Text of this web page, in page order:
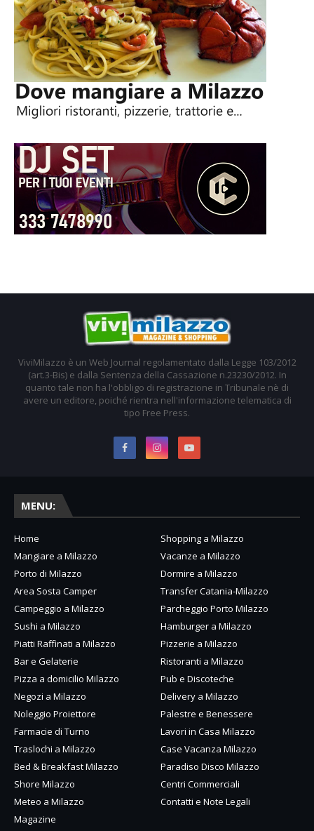
ViviMilazzo è un Web Journal regolamentato dalla Legge 103/2012
(art.3-Bis) e dalla Sentenza della Cassazione n.23230/2012. In
quanto tale non ha l'obbligo di registrazione in Tribunale nè di
avere un editore, poiché rientra nell'informazione telematica di
tipo Free Press.
MENU:
Home
Shopping a Milazzo
Mangiare a Milazzo
Vacanze a Milazzo
Porto di Milazzo
Dormire a Milazzo
Area Sosta Camper
Transfer Catania-Milazzo
Campeggio a Milazzo
Parcheggio Porto Milazzo
Sushi a Milazzo
Hamburger a Milazzo
Piatti Raffinati a Milazzo
Pizzerie a Milazzo
Bar e Gelaterie
Ristoranti a Milazzo
Pizza a domicilio Milazzo
Pub e Discoteche
Negozi a Milazzo
Delivery a Milazzo
Noleggio Proiettore
Palestre e Benessere
Farmacie di Turno
Lavori in Casa Milazzo
Traslochi a Milazzo
Case Vacanza Milazzo
Bed & Breakfast Milazzo
Paradiso Disco Milazzo
Shore Milazzo
Centri Commerciali
Meteo a Milazzo
Contatti e Note Legali
Magazine